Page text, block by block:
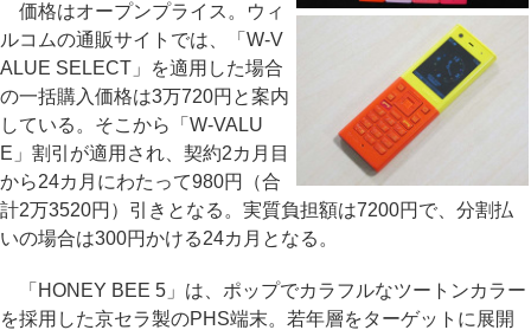
価格はオープンプライス。ウィ
ルコムの通販サイトでは、「W-V
ALUE SELECT」を適用した場合
の一括購入価格は3万720円と案内
している。そこから「W-VALU
E」割引が適用され、契約2カ月目
から24カ月にわたって980円（合
計2万3520円）引きとなる。実質負担額は7200円で、分割払
いの場合は300円かける24カ月となる。
「HONEY BEE 5」は、ポップでカラフルなツートンカラー
を採用した京セラ製のPHS端末。若年層をターゲットに展開